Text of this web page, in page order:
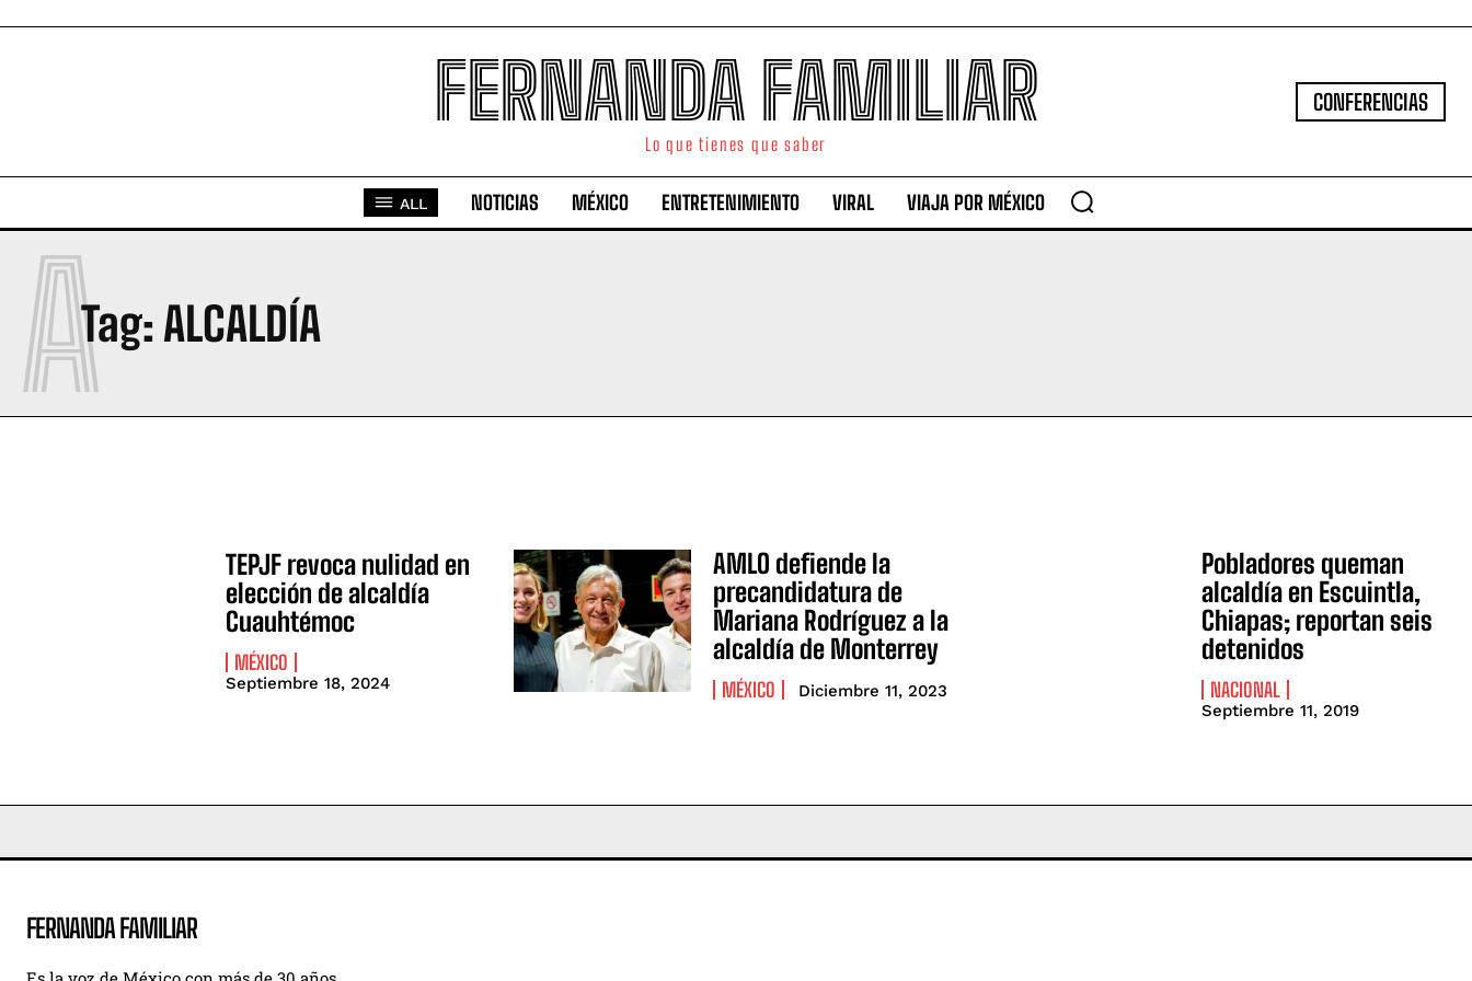
FERNANDA FAMILIAR
Lo que tienes que saber
CONFERENCIAS
ALL NOTICIAS MÉXICO ENTRETENIMIENTO VIRAL VIAJA POR MÉXICO
Tag: ALCALDÍA
A
TEPJF revoca nulidad en
elección de alcaldía
Cuauhtémoc
MÉXICO
Septiembre 18, 2024
AMLO defiende la
precandidatura de
Mariana Rodríguez a la
alcaldía de Monterrey
MÉXICO Diciembre 11, 2023
Pobladores queman
alcaldía en Escuintla,
Chiapas; reportan seis
detenidos
NACIONAL
Septiembre 11, 2019
FERNANDA FAMILIAR